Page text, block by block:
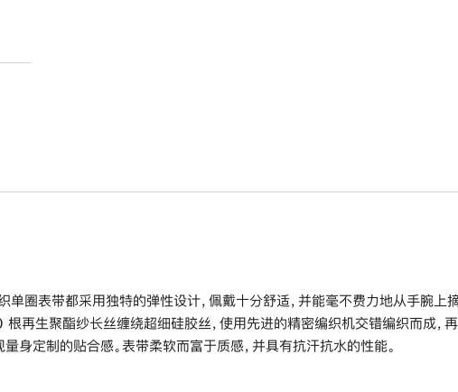
单圈表带都采用独特的弹性设计，佩戴十分舒适，并能毫不费力地从手腕上
再生聚酯纱长丝缠绕超细硅胶丝，使用先进的精密编织机交错编织而成，
量身定制的贴合感。表带柔软而富于质感，并具有抗汗抗水的性能。